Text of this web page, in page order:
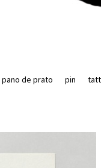
pano de prato pin